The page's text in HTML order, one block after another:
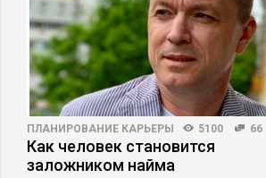
ПЛАНИРОВАНИЕ КАРЬЕРЫ 5100 66
Как человек становится
заложником найма